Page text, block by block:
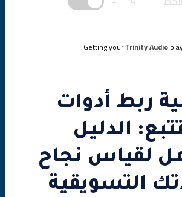
Getting yourTrinity Audio
ربط أدوات
الدليل
لقياس نجاح
التسويقيةالمهمة